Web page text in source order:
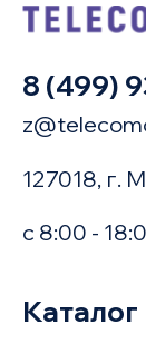
8 (499)
127018, г.
с 8:00 -
Каталог